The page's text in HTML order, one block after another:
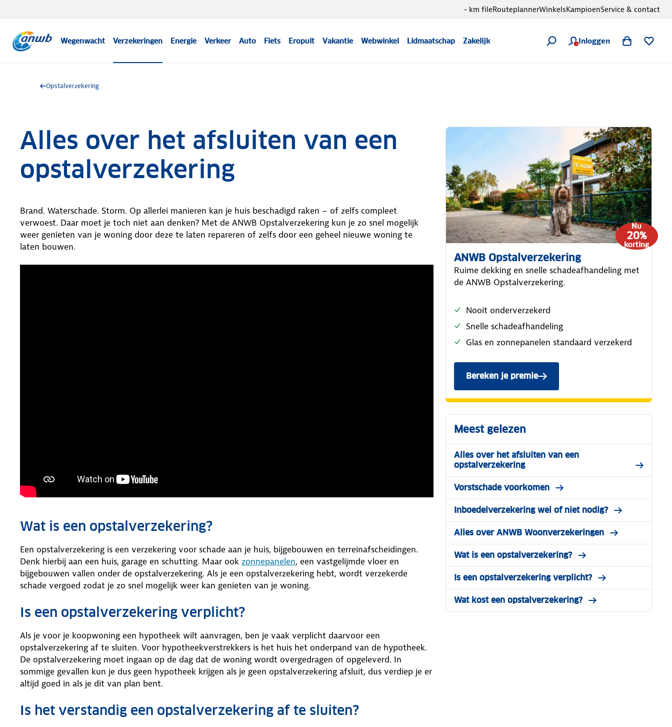
Wegenwacht Verzekeringen Energie Verkeer Auto Fiets Eropuit Vakantie Webwinkel Lidmaatschap Zakelijk Inloggen
- km fileRouteplannerWinkelsKampioenService & contact
Opstalverzekering
Alles over het afsluiten van een
opstalverzekering
Brand. Waterschade. Storm. Op allerlei manieren kan je huis beschadigd raken – of zelfs compleet
verwoest. Daar moet je toch niet aan denken? Met de ANWB Opstalverzekering kun je zo snel mogelijk
weer genieten van je woning door deze te laten repareren of zelfs door een geheel nieuwe woning te
laten bouwen.
Wat is een opstalverzekering?
Een opstalverzekering is een verzekering voor schade aan je huis, bijgebouwen en terreinafscheidingen.
Denk hierbij aan een huis, garage en schutting. Maar ook zonnepanelen, een vastgelijmde vloer en
bijgebouwen vallen onder de opstalverzekering. Als je een opstalverzekering hebt, wordt verzekerde
schade vergoed zodat je zo snel mogelijk weer kan genieten van je woning.
Is een opstalverzekering verplicht?
Als je voor je koopwoning een hypotheek wilt aanvragen, ben je vaak verplicht daarvoor een
opstalverzekering af te sluiten. Voor hypotheekverstrekkers is het huis het onderpand van de hypotheek.
De opstalverzekering moet ingaan op de dag dat de woning wordt overgedragen of opgeleverd. In
sommige gevallen kun je dus geen hypotheek krijgen als je geen opstalverzekering afsluit, dus verdiep je er
altijd goed in als je dit van plan bent.
Is het verstandig een opstalverzekering af te sluiten?
Nu
20%
korting
ANWB Opstalverzekering
Ruime dekking en snelle schadeafhandeling met
de ANWB Opstalverzekering.
Nooit onderverzekerd
Snelle schadeafhandeling
Glas en zonnepanelen standaard verzekerd
Bereken je premievan de ANWB Opstalverzekering.
Meest gelezen
Alles over het afsluiten van een
opstalverzekering
Vorstschade voorkomen
Inboedelverzekering wel of niet nodig?
Alles over ANWB Woonverzekeringen
Wat is een opstalverzekering?
Is een opstalverzekering verplicht?
Wat kost een opstalverzekering?